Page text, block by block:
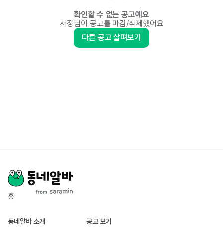
확인할 수 없는 공고예요
사장님이 공고를 마감/삭제했어요
다른 공고 살펴보기
홈
동네알바 소개 공고 보기